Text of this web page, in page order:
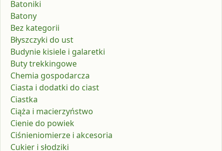
Batoniki
Batony
Bez kategorii
Błyszczyki do ust
Budynie kisiele i galaretki
Buty trekkingowe
Chemia gospodarcza
Ciasta i dodatki do ciast
Ciastka
Ciąża i macierzyństwo
Cienie do powiek
Ciśnieniomierze i akcesoria
Cukier i słodziki